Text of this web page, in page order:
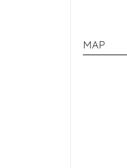
MAP